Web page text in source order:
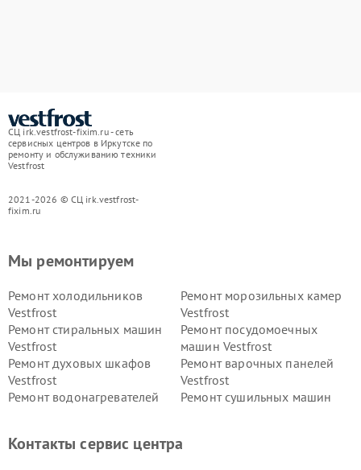
СЦ irk.vestfrost-fixim.ru - сеть
сервисных центров в Иркутске по
ремонту и обслуживанию техники
Vestfrost
2021-2026 © СЦ irk.vestfrost-
fixim.ru
Мы ремонтируем
Ремонт холодильников
Vestfrost
Ремонт морозильных камер
Vestfrost
Ремонт стиральных машин
Vestfrost
Ремонт посудомоечных
машин Vestfrost
Ремонт духовых шкафов
Vestfrost
Ремонт варочных панелей
Vestfrost
Ремонт водонагревателей
Ремонт сушильных машин
Vestfrost
Контакты сервис центра